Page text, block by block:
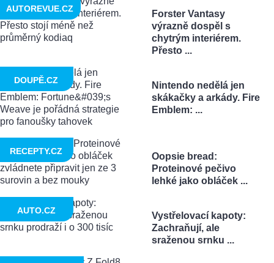
Forster Vantasy
výrazně dospěl s
chytrým interiérem.
Přesto ...
AUTOREVUE.CZ
Nintendo nedělá jen
skákačky a arkády. Fire
Emblem: ...
DOUPĚ.CZ
Oopsie bread:
Proteinové pečivo
lehké jako obláček ...
RECEPTY.CZ
Vystřelovací kapoty:
Zachraňují, ale
sraženou srnku ...
AUTO.CZ